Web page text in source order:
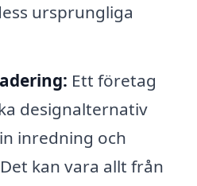
ursprungliga
Ett företag
designalternativ
inredning och
kan vara allt från